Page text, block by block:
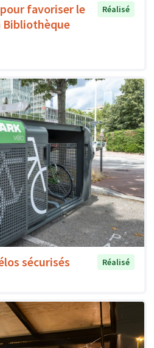
favoriser le
Bibliothèque
Réalisé
sécurisés
Réalisé